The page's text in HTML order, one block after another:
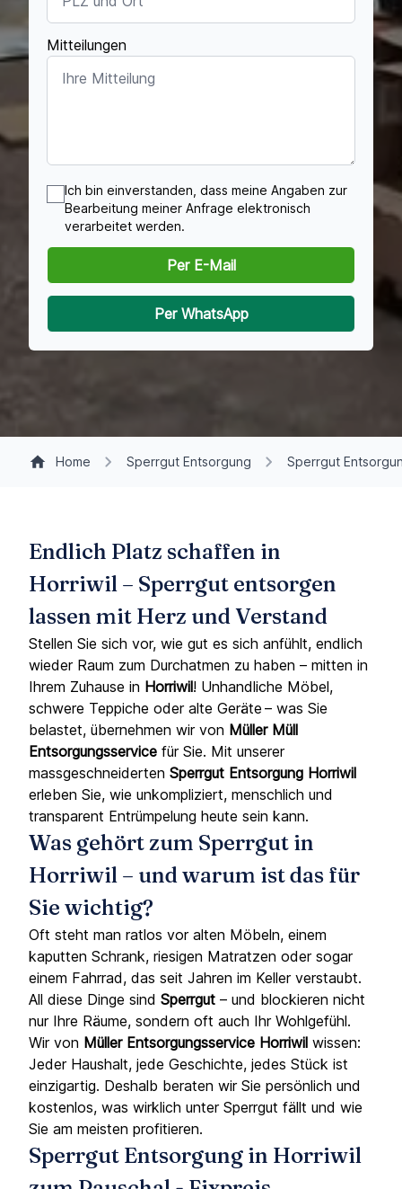
Mitteilungen
Ich bin einverstanden, dass meine Angaben zur
Bearbeitung meiner Anfrage elektronisch
verarbeitet werden.
Per E-Mail
Per WhatsApp
Home Sperrgut Entsorgung Sperrgut
Endlich Platz schaffen in
Horriwil – Sperrgut entsorgen
lassen mit Herz und Verstand
Stellen Sie sich vor, wie gut es sich anfühlt, endlich
wieder Raum zum Durchatmen zu haben – mitten in
Ihrem Zuhause in Horriwil! Unhandliche Möbel,
schwere Teppiche oder alte Geräte – was Sie
belastet, übernehmen wir von Müller Müll
Entsorgungsservice für Sie. Mit unserer
massgeschneiderten Sperrgut Entsorgung Horriwil
erleben Sie, wie unkompliziert, menschlich und
transparent Entrümpelung heute sein kann.
Was gehört zum Sperrgut in
Horriwil – und warum ist das für
Sie wichtig?
Oft steht man ratlos vor alten Möbeln, einem
kaputten Schrank, riesigen Matratzen oder sogar
einem Fahrrad, das seit Jahren im Keller verstaubt.
All diese Dinge sind Sperrgut – und blockieren nicht
nur Ihre Räume, sondern oft auch Ihr Wohlgefühl.
Wir von Müller Entsorgungsservice Horriwil wissen:
Jeder Haushalt, jede Geschichte, jedes Stück ist
einzigartig. Deshalb beraten wir Sie persönlich und
kostenlos, was wirklich unter Sperrgut fällt und wie
Sie am meisten profitieren.
Sperrgut Entsorgung in Horriwil